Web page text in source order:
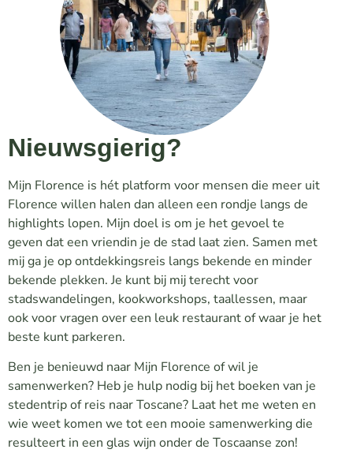
Nieuwsgierig?
Mijn Florence is hét platform voor mensen die meer uit
Florence willen halen dan alleen een rondje langs de
highlights lopen. Mijn doel is om je het gevoel te
geven dat een vriendin je de stad laat zien. Samen met
mij ga je op ontdekkingsreis langs bekende en minder
bekende plekken. Je kunt bij mij terecht voor
stadswandelingen, kookworkshops, taallessen, maar
ook voor vragen over een leuk restaurant of waar je het
beste kunt parkeren.
Ben je benieuwd naar Mijn Florence of wil je
samenwerken? Heb je hulp nodig bij het boeken van je
stedentrip of reis naar Toscane? Laat het me weten en
wie weet komen we tot een mooie samenwerking die
resulteert in een glas wijn onder de Toscaanse zon!